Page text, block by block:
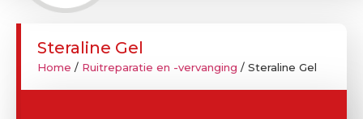
Steraline Gel
Home / Ruitreparatie en -vervanging / Steraline Gel